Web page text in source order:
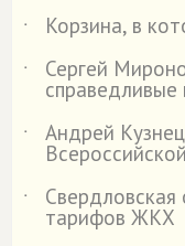
˙
Корзина, в
˙
Сергей
справедливые
˙
Андрей
˙
Свердловская
тарифов ЖКХ